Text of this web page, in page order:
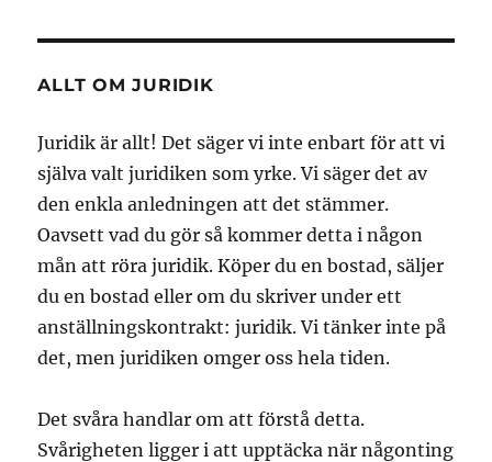
ALLT OM JURIDIK
Juridik är allt! Det säger vi inte enbart för att vi
själva valt juridiken som yrke. Vi säger det av
den enkla anledningen att det stämmer.
Oavsett vad du gör så kommer detta i någon
mån att röra juridik. Köper du en bostad, säljer
du en bostad eller om du skriver under ett
anställningskontrakt: juridik. Vi tänker inte på
det, men juridiken omger oss hela tiden.
Det svåra handlar om att förstå detta.
Svårigheten ligger i att upptäcka när någonting